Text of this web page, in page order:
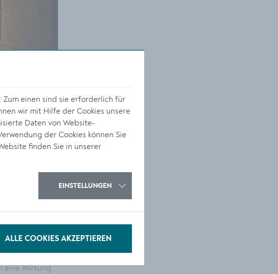
© Sascha Osaka
wie akustisch
besuchen.
Phänomenen
also, die
eine Wirkung
Zum einen sind sie erforderlich für
wir mit Hilfe der Cookies unsere
Daten von Website-
der Cookies können Sie
finden Sie in unserer
EINSTELLUNGEN
ALLE COOKIES AKZEPTIEREN